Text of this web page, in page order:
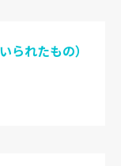
られたもの）